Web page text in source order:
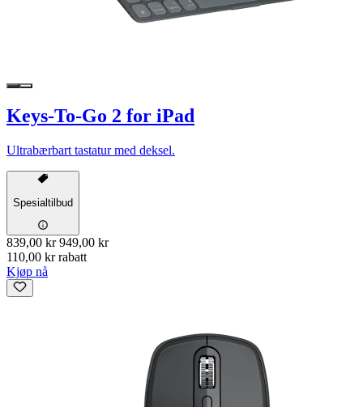
Keys-To-Go 2 for iPad
Ultrabærbart tastatur med deksel.
Spesialtilbud
839,00 kr 949,00 kr
110,00 kr rabatt
Kjøp nå